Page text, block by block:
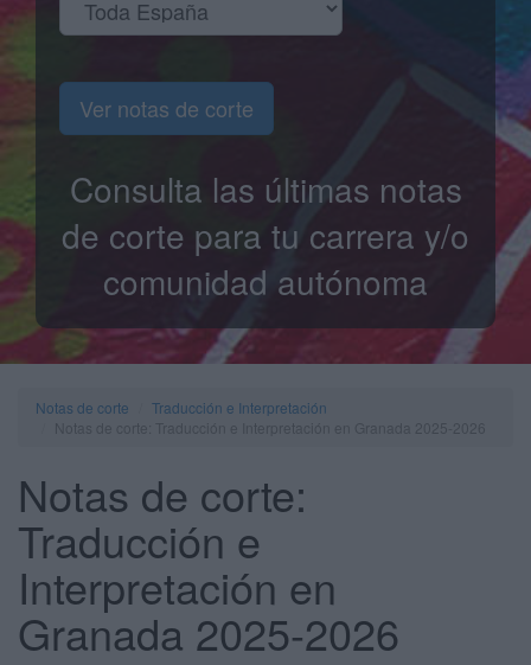
Ver notas de corte
Consulta las últimas notas
de corte para tu carrera y/o
comunidad autónoma
Notas de corte
Traducción e Interpretación
Notas de corte:
Traducción e
Interpretación en
Granada 2025-2026